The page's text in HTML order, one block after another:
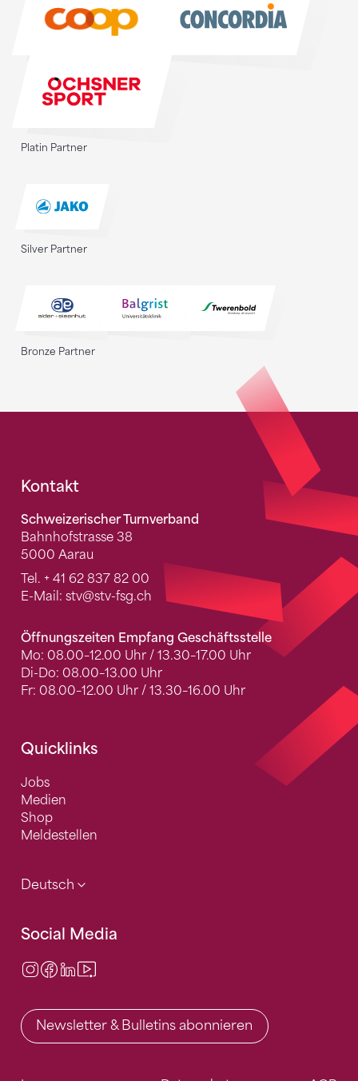
Platin Partner
Silver Partner
Bronze Partner
Fusszeile
Kontakt
Schweizerischer Turnverband
Bahnhofstrasse 38
5000 Aarau
Tel. + 41 62 837 82 00
E-Mail: stv@stv-fsg.ch
Öffnungszeiten Empfang Geschäftsstelle
Mo: 08.00–12.00 Uhr / 13.30–17.00 Uhr
Di-Do: 08.00–13.00 Uhr
Fr: 08.00–12.00 Uhr / 13.30–16.00 Uhr
Quicklinks
Jobs
Medien
Shop
Meldestellen
Deutsch
Social Media
Instagram
Facebook
LinkedIn
Newsletter & Bulletins abonnieren